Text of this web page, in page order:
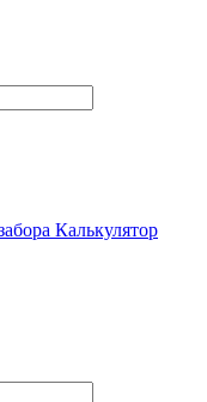
Калькулятор